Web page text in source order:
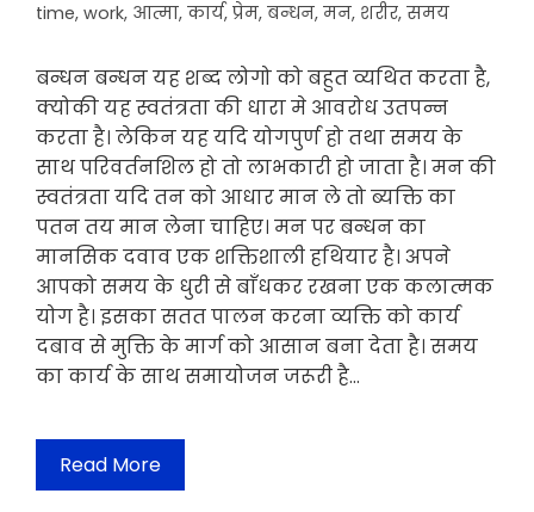
time, work, आत्मा, कार्य, प्रेम, बन्धन, मन, शरीर, समय
बन्धन बन्धन यह शब्द लोगो को बहुत व्यथित करता है,
क्योकी यह स्वतंत्रता की धारा मे आवरोध उतपन्न
करता है। लेकिन यह यदि योगपुर्ण हो तथा समय के
साथ परिवर्तनशिल हो तो लाभकारी हो जाता है। मन की
स्वतंत्रता यदि तन को आधार मान ले तो ब्यक्ति का
पतन तय मान लेना चाहिए। मन पर बन्धन का
मानसिक दवाव एक शक्तिशाली हथियार है। अपने
आपको समय के धुरी से बाँधकर रखना एक कलात्मक
योग है। इसका सतत पालन करना व्यक्ति को कार्य
दबाव से मुक्ति के मार्ग को आसान बना देता है। समय
का कार्य के साथ समायोजन जरूरी है…
Read More